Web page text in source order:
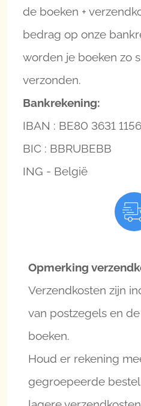
de boeken +
bedrag op onze
worden je boeken zo
verzonden.
Bankrekening:
IBAN : BE80 3631
BIC : BBRUBEBB
ING - België
Opmerking
Verzendkosten zijn
van postzegels en
boeken.
Houd er rekening
gegroepeerde